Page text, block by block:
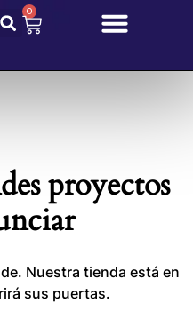
0
proyectos
Nuestra tienda está en
sus puertas.